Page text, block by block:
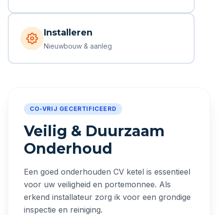
Installeren
Nieuwbouw & aanleg
CO-VRIJ GECERTIFICEERD
Veilig & Duurzaam
Onderhoud
Een goed onderhouden CV ketel is essentieel
voor uw veiligheid en portemonnee. Als
erkend installateur zorg ik voor een grondige
inspectie en reiniging.